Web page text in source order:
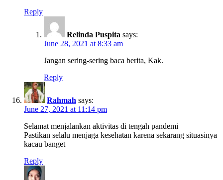
Reply
Relinda Puspita says:
June 28, 2021 at 8:33 am
Jangan sering-sering baca berita, Kak.
Reply
Rahmah says:
June 27, 2021 at 11:14 pm
Selamat menjalankan aktivitas di tengah pandemi
Pastikan selalu menjaga kesehatan karena sekarang situasinya
kacau banget
Reply